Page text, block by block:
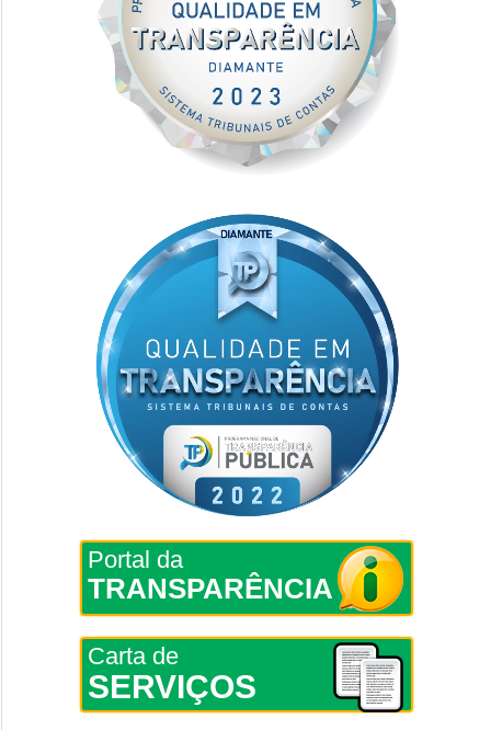
Portal da
TRANSPARÊNCIA
Carta de
SERVIÇOS